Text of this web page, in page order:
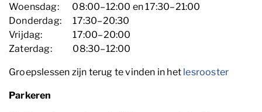
Woensdag: 08:00–12:00 en 17:30–21:00
Donderdag: 17:30–20:30
Vrijdag: 17:00–20:00
Zaterdag: 08:30–12:00
Groepslessen zijn terug te vinden in het lesrooster
Parkeren